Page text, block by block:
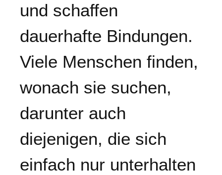
und schaffen
dauerhafte Bindungen.
Viele Menschen finden,
wonach sie suchen,
darunter auch
diejenigen, die sich
einfach nur unterhalten